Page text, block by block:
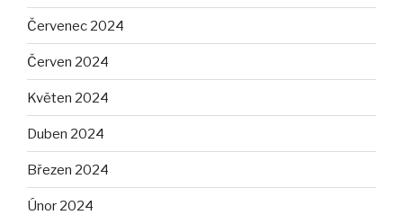
Červenec 2024
Červen 2024
Květen 2024
Duben 2024
Březen 2024
Únor 2024